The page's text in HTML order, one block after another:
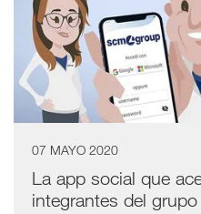
07 MAYO 2020
La app social que
integrantes del